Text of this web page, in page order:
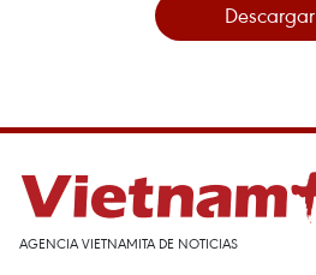
Descargar
AGENCIA VIETNAMITA DE NOTICIAS